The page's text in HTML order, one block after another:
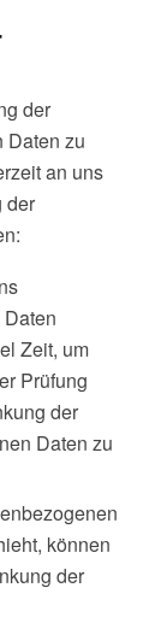
der
Daten zu
an uns
der
Zeit, um
Prüfung
der
Daten zu
können
der